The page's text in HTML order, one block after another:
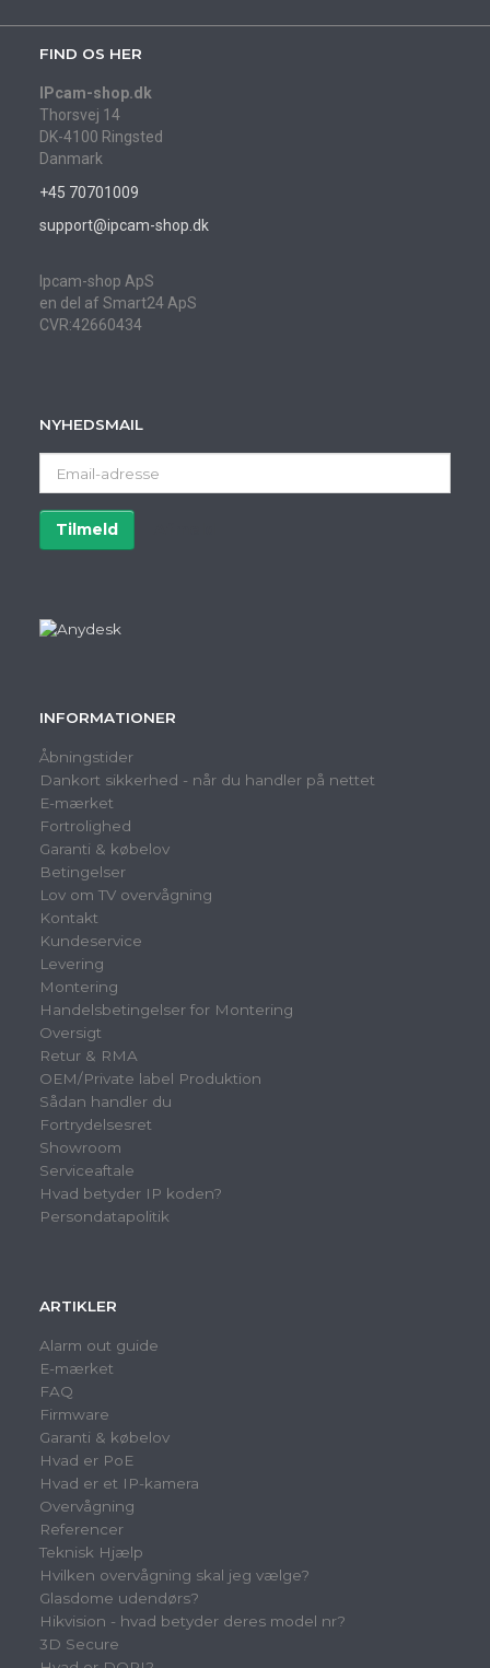
FIND OS HER
IPcam-shop.dk
Thorsvej 14
DK-4100 Ringsted
Danmark
+45 70701009
support@ipcam-shop.dk
Ipcam-shop ApS
en del af Smart24 ApS
CVR:42660434
NYHEDSMAIL
adresse
Tilmeld
INFORMATIONER
Åbningstider
Dankort sikkerhed - når du handler på nettet
E-mærket
Fortrolighed
Garanti & købelov
Betingelser
Lov om TV overvågning
Kontakt
Kundeservice
Levering
Montering
Handelsbetingelser for Montering
Oversigt
Retur & RMA
OEM/Private label Produktion
Sådan handler du
Fortrydelsesret
Showroom
Serviceaftale
Hvad betyder IP koden?
Persondatapolitik
ARTIKLER
Alarm out guide
E-mærket
FAQ
Firmware
Garanti & købelov
Hvad er PoE
Hvad er et IP-kamera
Overvågning
Referencer
Teknisk Hjælp
Hvilken overvågning skal jeg vælge?
Glasdome udendørs?
Hikvision - hvad betyder deres model nr?
3D Secure